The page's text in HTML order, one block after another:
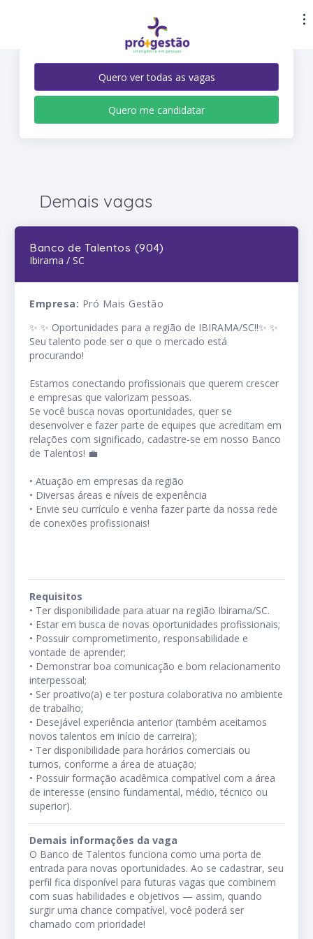
Quero ver todas as vagas
Quero me candidatar
Demais vagas
Banco de Talentos (904)
Ibirama / SC
Empresa: Pró Mais Gestão
✨ ✨ Oportunidades para a região de IBIRAMA/SC!!✨ ✨
Seu talento pode ser o que o mercado está
procurando!
Estamos conectando profissionais que querem crescer
e empresas que valorizam pessoas.
Se você busca novas oportunidades, quer se
desenvolver e fazer parte de equipes que acreditam em
relações com significado, cadastre-se em nosso Banco
de Talentos! 💼
• Atuação em empresas da região
• Diversas áreas e níveis de experiência
• Envie seu currículo e venha fazer parte da nossa rede
de conexões profissionais!
Requisitos
• Ter disponibilidade para atuar na região Ibirama/SC.
• Estar em busca de novas oportunidades profissionais;
• Possuir comprometimento, responsabilidade e
vontade de aprender;
• Demonstrar boa comunicação e bom relacionamento
interpessoal;
• Ser proativo(a) e ter postura colaborativa no ambiente
de trabalho;
• Desejável experiência anterior (também aceitamos
novos talentos em início de carreira);
• Ter disponibilidade para horários comerciais ou
turnos, conforme a área de atuação;
• Possuir formação acadêmica compatível com a área
de interesse (ensino fundamental, médio, técnico ou
superior).
Demais informações da vaga
O Banco de Talentos funciona como uma porta de
entrada para novas oportunidades. Ao se cadastrar, seu
perfil fica disponível para futuras vagas que combinem
com suas habilidades e objetivos — assim, quando
surgir uma chance compatível, você poderá ser
chamado com prioridade!